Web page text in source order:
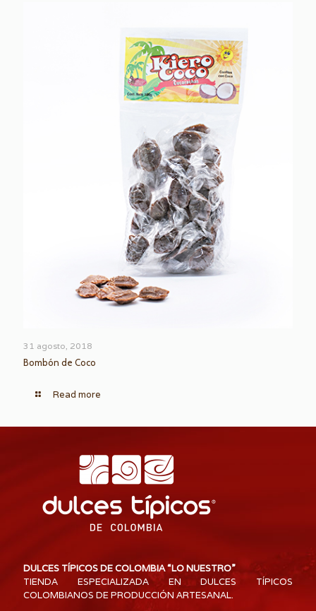
31 agosto, 2018
Bombón de Coco
Read more
DULCES TÍPICOS DE COLOMBIA “LO NUESTRO”
TIENDA ESPECIALIZADA EN DULCES TÍPICOS
COLOMBIANOS DE PRODUCCIÓN ARTESANAL.